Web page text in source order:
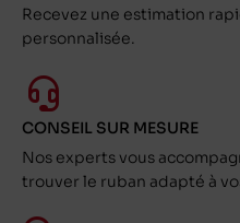
Recevez une estimation
personnalisée.
CONSEIL SUR MESURE
Nos experts vous
trouver le ruban adapté à